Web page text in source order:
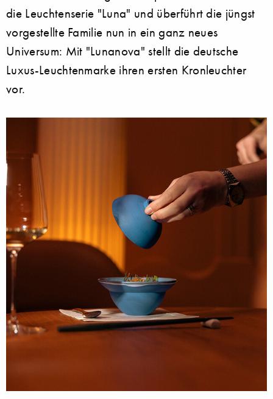
die Leuchtenserie "Luna" und überführt die jüngst
vorgestellte Familie nun in ein ganz neues
Universum: Mit "Lunanova" stellt die deutsche
Luxus-Leuchtenmarke ihren ersten Kronleuchter
vor.